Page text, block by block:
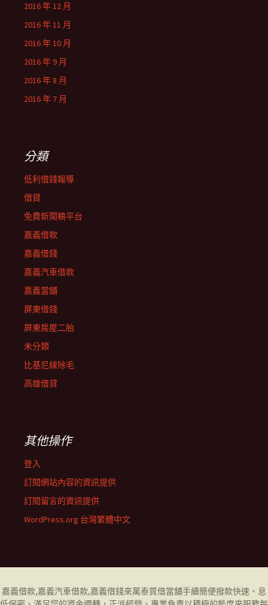
2016 年 12 月
2016 年 11 月
2016 年 10 月
2016 年 9 月
2016 年 8 月
2016 年 7 月
分類
低利借錢報導
借貸
免費新聞稿平台
嘉義借款
嘉義借錢
嘉義汽車借款
嘉義當舖
屏東借錢
屏東房屋二胎
未分類
比基尼線除毛
高雄借貸
其他操作
登入
訂閱網站內容的資訊提供
訂閱留言的資訊提供
WordPress.org 台灣繁體中文
嘉義借款,嘉義汽車借款,嘉義借錢來萬泰質借當舖手續簡便撥款快速、息